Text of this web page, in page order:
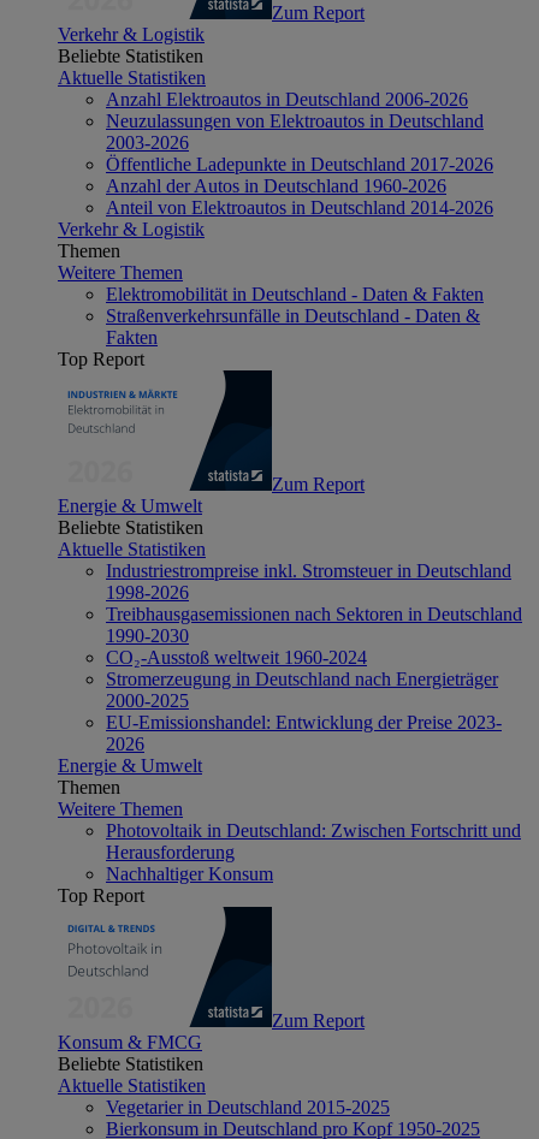
Zum Report
Verkehr & Logistik
Beliebte Statistiken
Aktuelle Statistiken
Anzahl Elektroautos in Deutschland 2006-2026
Neuzulassungen von Elektroautos in Deutschland
2003-2026
Öffentliche Ladepunkte in Deutschland 2017-2026
Anzahl der Autos in Deutschland 1960-2026
Anteil von Elektroautos in Deutschland 2014-2026
Verkehr & Logistik
Themen
Weitere Themen
Elektromobilität in Deutschland - Daten & Fakten
Straßenverkehrsunfälle in Deutschland - Daten &
Fakten
Top Report
Zum Report
Energie & Umwelt
Beliebte Statistiken
Aktuelle Statistiken
Industriestrompreise inkl. Stromsteuer in Deutschland
1998-2026
Treibhausgasemissionen nach Sektoren in Deutschland
1990-2030
CO₂-Ausstoß weltweit 1960-2024
Stromerzeugung in Deutschland nach Energieträger
2000-2025
EU-Emissionshandel: Entwicklung der Preise 2023-
2026
Energie & Umwelt
Themen
Weitere Themen
Photovoltaik in Deutschland: Zwischen Fortschritt und
Herausforderung
Nachhaltiger Konsum
Top Report
Zum Report
Konsum & FMCG
Beliebte Statistiken
Aktuelle Statistiken
Vegetarier in Deutschland 2015-2025
Bierkonsum in Deutschland pro Kopf 1950-2025